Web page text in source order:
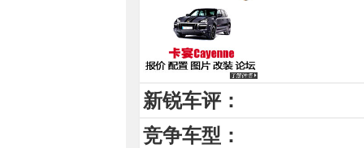
新锐车评：
竞争车型：